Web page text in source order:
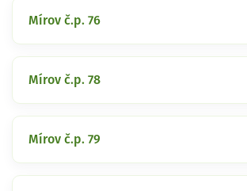
Mírov č.p. 76
Mírov č.p. 78
Mírov č.p. 79